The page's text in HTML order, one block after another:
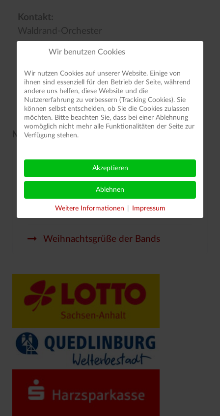
Kontakt:
Waldrand-Orchester
37127 Dransfeld
Tel.:05502-1400
NEUESTE BEITRÄGE
Kranzniederlegung am 23.06.2026
Swingtage - Danke QTM !
Weihnachtsgrüße der Bands
Wir benutzen Cookies
Wir nutzen Cookies auf unserer Website. Einige von
ihnen sind essenziell für den Betrieb der Seite, während
andere uns helfen, diese Website und die
Nutzererfahrung zu verbessern (Tracking Cookies). Sie
können selbst entscheiden, ob Sie die Cookies zulassen
möchten. Bitte beachten Sie, dass bei einer Ablehnung
womöglich nicht mehr alle Funktionalitäten der Seite zur
Verfügung stehen.
Akzeptieren
Ablehnen
Weitere Informationen Impressum